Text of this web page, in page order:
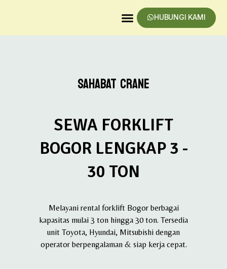
HUBUNGI KAMI
SAHABAT CRANE
SEWA FORKLIFT
BOGOR LENGKAP 3 -
30 TON
Melayani rental forklift Bogor berbagai
kapasitas mulai 3 ton hingga 30 ton. Tersedia
unit Toyota, Hyundai, Mitsubishi dengan
operator berpengalaman & siap kerja cepat.